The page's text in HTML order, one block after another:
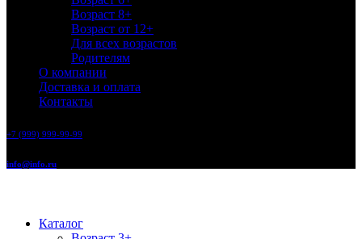
Возраст 8+
Возраст от 12+
Для всех возрастов
Родителям
О компании
Доставка и оплата
Контакты
+7 (999) 999-99-99
info@info.ru
Каталог